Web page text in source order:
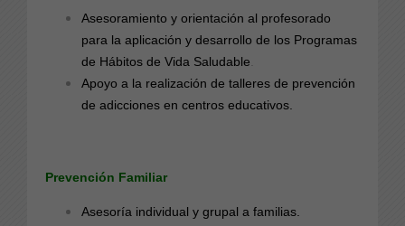
Asesoramiento y orientación al profesorado
para la aplicación y desarrollo de los Programas
de Hábitos de Vida Saludable
Apoyo a la realización de talleres de prevención
de adicciones en centros educativos.
Prevención Familiar
Asesoría individual y grupal a familias.